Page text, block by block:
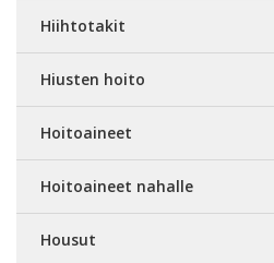
Hiihtotakit
Hiusten hoito
Hoitoaineet
Hoitoaineet nahalle
Housut